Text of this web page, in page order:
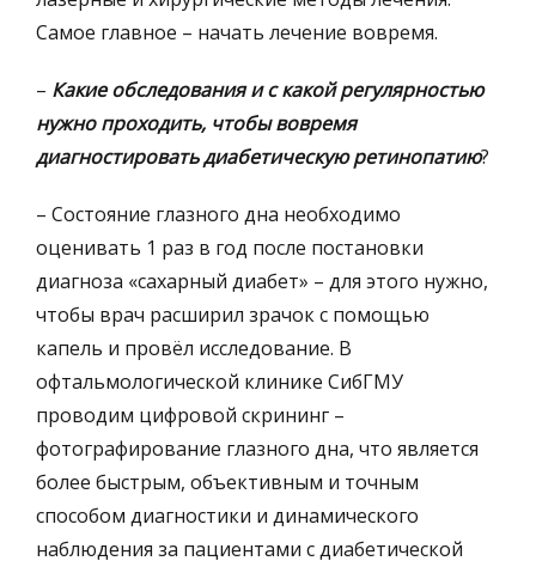
Самое главное – начать лечение вовремя.
– Какие обследования и с какой регулярностью
нужно проходить, чтобы вовремя
диагностировать диабетическую ретинопатию?
– Состояние глазного дна необходимо
оценивать 1 раз в год после постановки
диагноза «сахарный диабет» – для этого нужно,
чтобы врач расширил зрачок с помощью
капель и провёл исследование. В
офтальмологической клинике СибГМУ
проводим цифровой скрининг –
фотографирование глазного дна, что является
более быстрым, объективным и точным
способом диагностики и динамического
наблюдения за пациентами с диабетической